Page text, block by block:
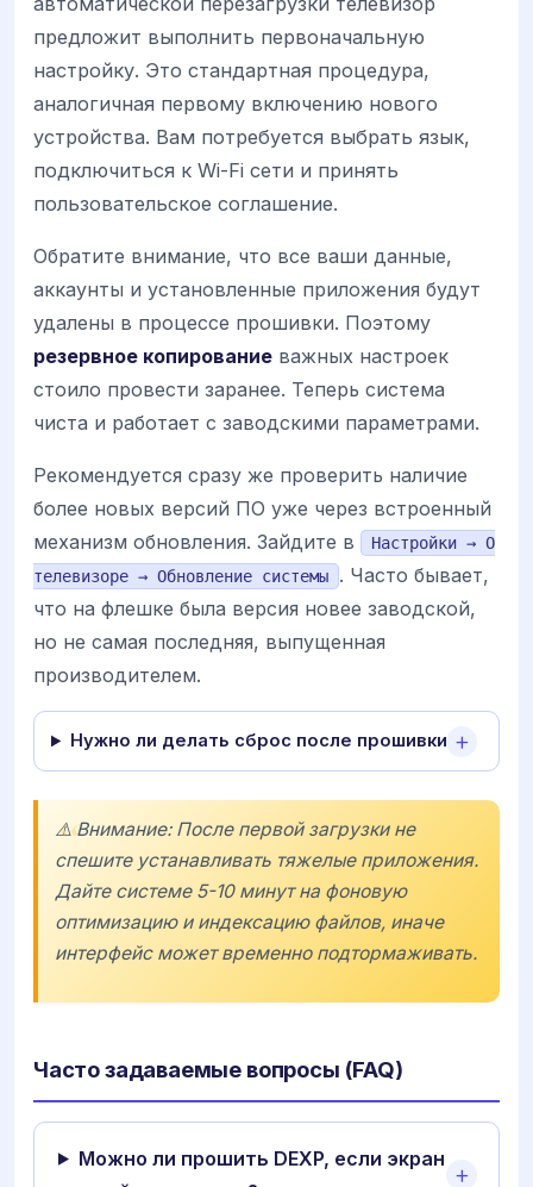
предложит выполнить первоначальную
настройку. Это стандартная процедура,
аналогичная первому включению нового
устройства. Вам потребуется выбрать язык,
подключиться к Wi-Fi сети и принять
пользовательское соглашение.
Обратите внимание, что все ваши данные,
аккаунты и установленные приложения будут
удалены в процессе прошивки. Поэтому
резервное копирование важных настроек
стоило провести заранее. Теперь система
чиста и работает с заводскими параметрами.
Рекомендуется сразу же проверить наличие
более новых версий ПО уже через встроенный
механизм обновления. Зайдите в
Настройки → О
телевизоре → Обновление системы
. Часто бывает,
что на флешке была версия новее заводской,
но не самая последняя, выпущенная
производителем.
Нужно ли делать сброс после прошивки?
⚠️ Внимание: После первой загрузки не
спешите устанавливать тяжелые приложения.
Дайте системе 5-10 минут на фоновую
оптимизацию и индексацию файлов, иначе
интерфейс может временно подтормаживать.
Часто задаваемые вопросы (FAQ)
Можно ли прошить DEXP, если экран